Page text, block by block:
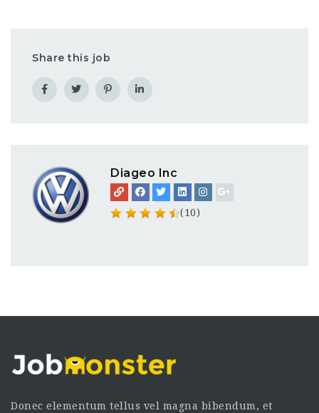
Share this job
Diageo Inc
(10)
Donec elementum tellus vel magna bibendum, et